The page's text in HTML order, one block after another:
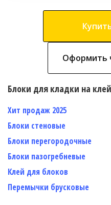
Оформить
Блоки для кладки на клей
Хит продаж 2025
Блоки стеновые
Блоки перегородочные
Блоки пазогребневые
Клей для блоков
Перемычки брусковые